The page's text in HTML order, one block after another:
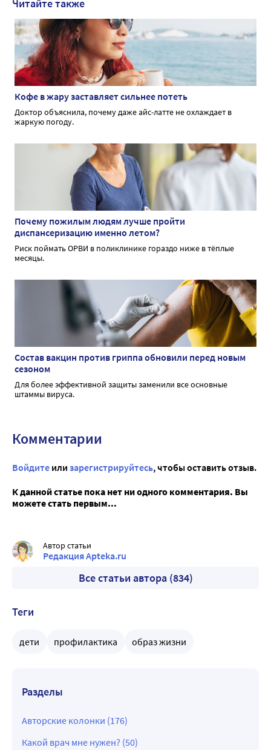
Читайте также
Кофе в жару заставляет сильнее потеть
Доктор объяснила, почему даже айс-латте не охлаждает в
жаркую погоду.
Почему пожилым людям лучше пройти
диспансеризацию именно летом?
Риск поймать ОРВИ в поликлинике гораздо ниже в тёплые
месяцы.
Состав вакцин против гриппа обновили перед новым
сезоном
Для более эффективной защиты заменили все основные
штаммы вируса.
Комментарии
Войдите или зарегистрируйтесь, чтобы оставить отзыв.
К данной статье пока нет ни одного комментария. Вы
можете стать первым...
Автор статьи
Редакция Apteka.ru
Все статьи автора (834)
Теги
дети профилактика образ жизни
Разделы
Авторские колонки (176)
Какой врач мне нужен? (50)